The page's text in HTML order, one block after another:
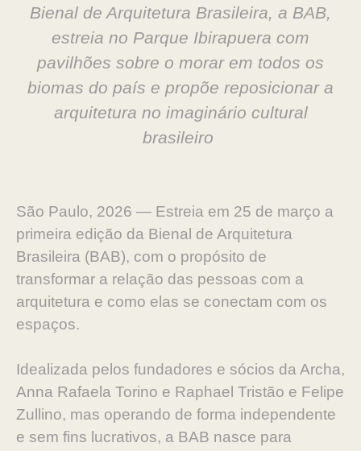
Bienal de Arquitetura Brasileira, a BAB,
estreia no Parque Ibirapuera com
pavilhões sobre o morar em todos os
biomas do país e propõe reposicionar a
arquitetura no imaginário cultural
brasileiro
São Paulo, 2026 — Estreia em 25 de março a
primeira edição da Bienal de Arquitetura
Brasileira (BAB), com o propósito de
transformar a relação das pessoas com a
arquitetura e como elas se conectam com os
espaços.
Idealizada pelos fundadores e sócios da Archa,
Anna Rafaela Torino e Raphael Tristão e Felipe
Zullino, mas operando de forma independente
e sem fins lucrativos, a BAB nasce para